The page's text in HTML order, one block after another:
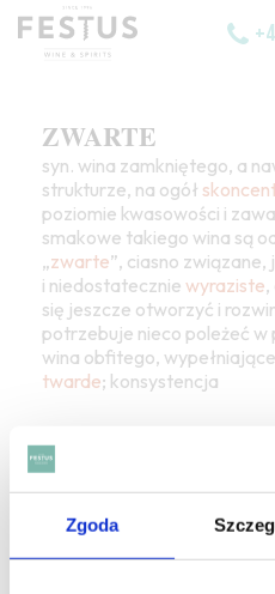
Zgoda
ZWARTE
syn. wina zamkniętego, a
strukturze, na ogół
poziomie kwasowości i
smakowe takiego wina są
„zwarte”, ciasno
i niedostatecznie wyraziste
się jeszcze otworzyć i
potrzebuje nieco poleżeć
wina obfitego,
twarde; konsystencja